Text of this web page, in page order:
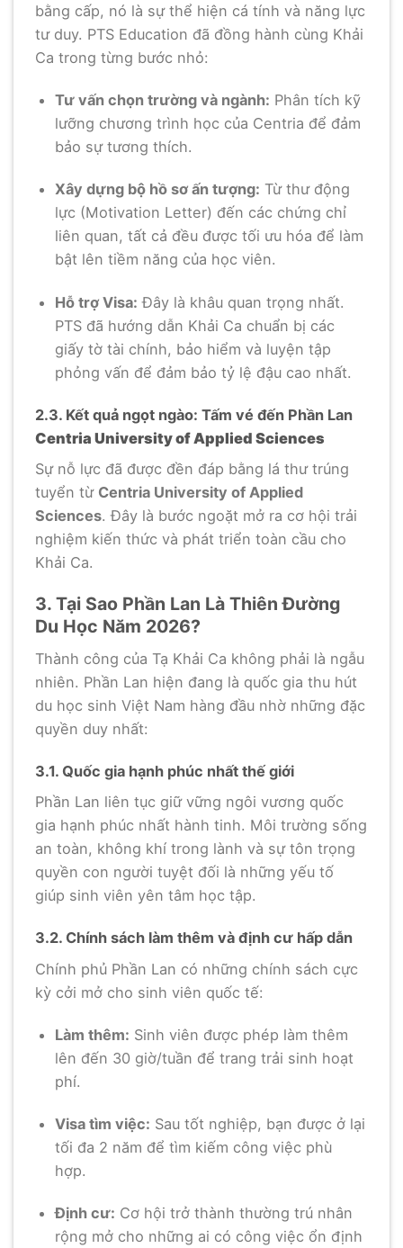
bằng cấp, nó là sự thể hiện cá tính và năng lực
tư duy. PTS Education đã đồng hành cùng Khải
Ca trong từng bước nhỏ:
Tư vấn chọn trường và ngành: Phân tích kỹ
lưỡng chương trình học của Centria để đảm
bảo sự tương thích.
Xây dựng bộ hồ sơ ấn tượng: Từ thư động
lực (Motivation Letter) đến các chứng chỉ
liên quan, tất cả đều được tối ưu hóa để làm
bật lên tiềm năng của học viên.
Hỗ trợ Visa: Đây là khâu quan trọng nhất.
PTS đã hướng dẫn Khải Ca chuẩn bị các
giấy tờ tài chính, bảo hiểm và luyện tập
phỏng vấn để đảm bảo tỷ lệ đậu cao nhất.
2.3. Kết quả ngọt ngào: Tấm vé đến Phần Lan
Centria University of Applied Sciences
Sự nỗ lực đã được đền đáp bằng lá thư trúng
tuyển từ Centria University of Applied
Sciences. Đây là bước ngoặt mở ra cơ hội trải
nghiệm kiến thức và phát triển toàn cầu cho
Khải Ca.
3. Tại Sao Phần Lan Là Thiên Đường
Du Học Năm 2026?
Thành công của Tạ Khải Ca không phải là ngẫu
nhiên. Phần Lan hiện đang là quốc gia thu hút
du học sinh Việt Nam hàng đầu nhờ những đặc
quyền duy nhất:
3.1. Quốc gia hạnh phúc nhất thế giới
Phần Lan liên tục giữ vững ngôi vương quốc
gia hạnh phúc nhất hành tinh. Môi trường sống
an toàn, không khí trong lành và sự tôn trọng
quyền con người tuyệt đối là những yếu tố
giúp sinh viên yên tâm học tập.
3.2. Chính sách làm thêm và định cư hấp dẫn
Chính phủ Phần Lan có những chính sách cực
kỳ cởi mở cho sinh viên quốc tế:
Làm thêm: Sinh viên được phép làm thêm
lên đến 30 giờ/tuần để trang trải sinh hoạt
phí.
Visa tìm việc: Sau tốt nghiệp, bạn được ở lại
tối đa 2 năm để tìm kiếm công việc phù
hợp.
Định cư: Cơ hội trở thành thường trú nhân
rộng mở cho những ai có công việc ổn định